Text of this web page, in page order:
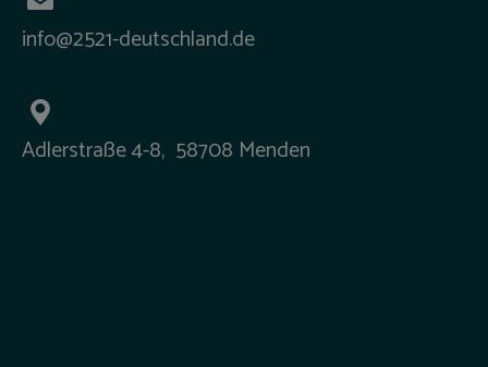
info@2521-deutschland.de
Adlerstraße 4-8, 58708 Menden